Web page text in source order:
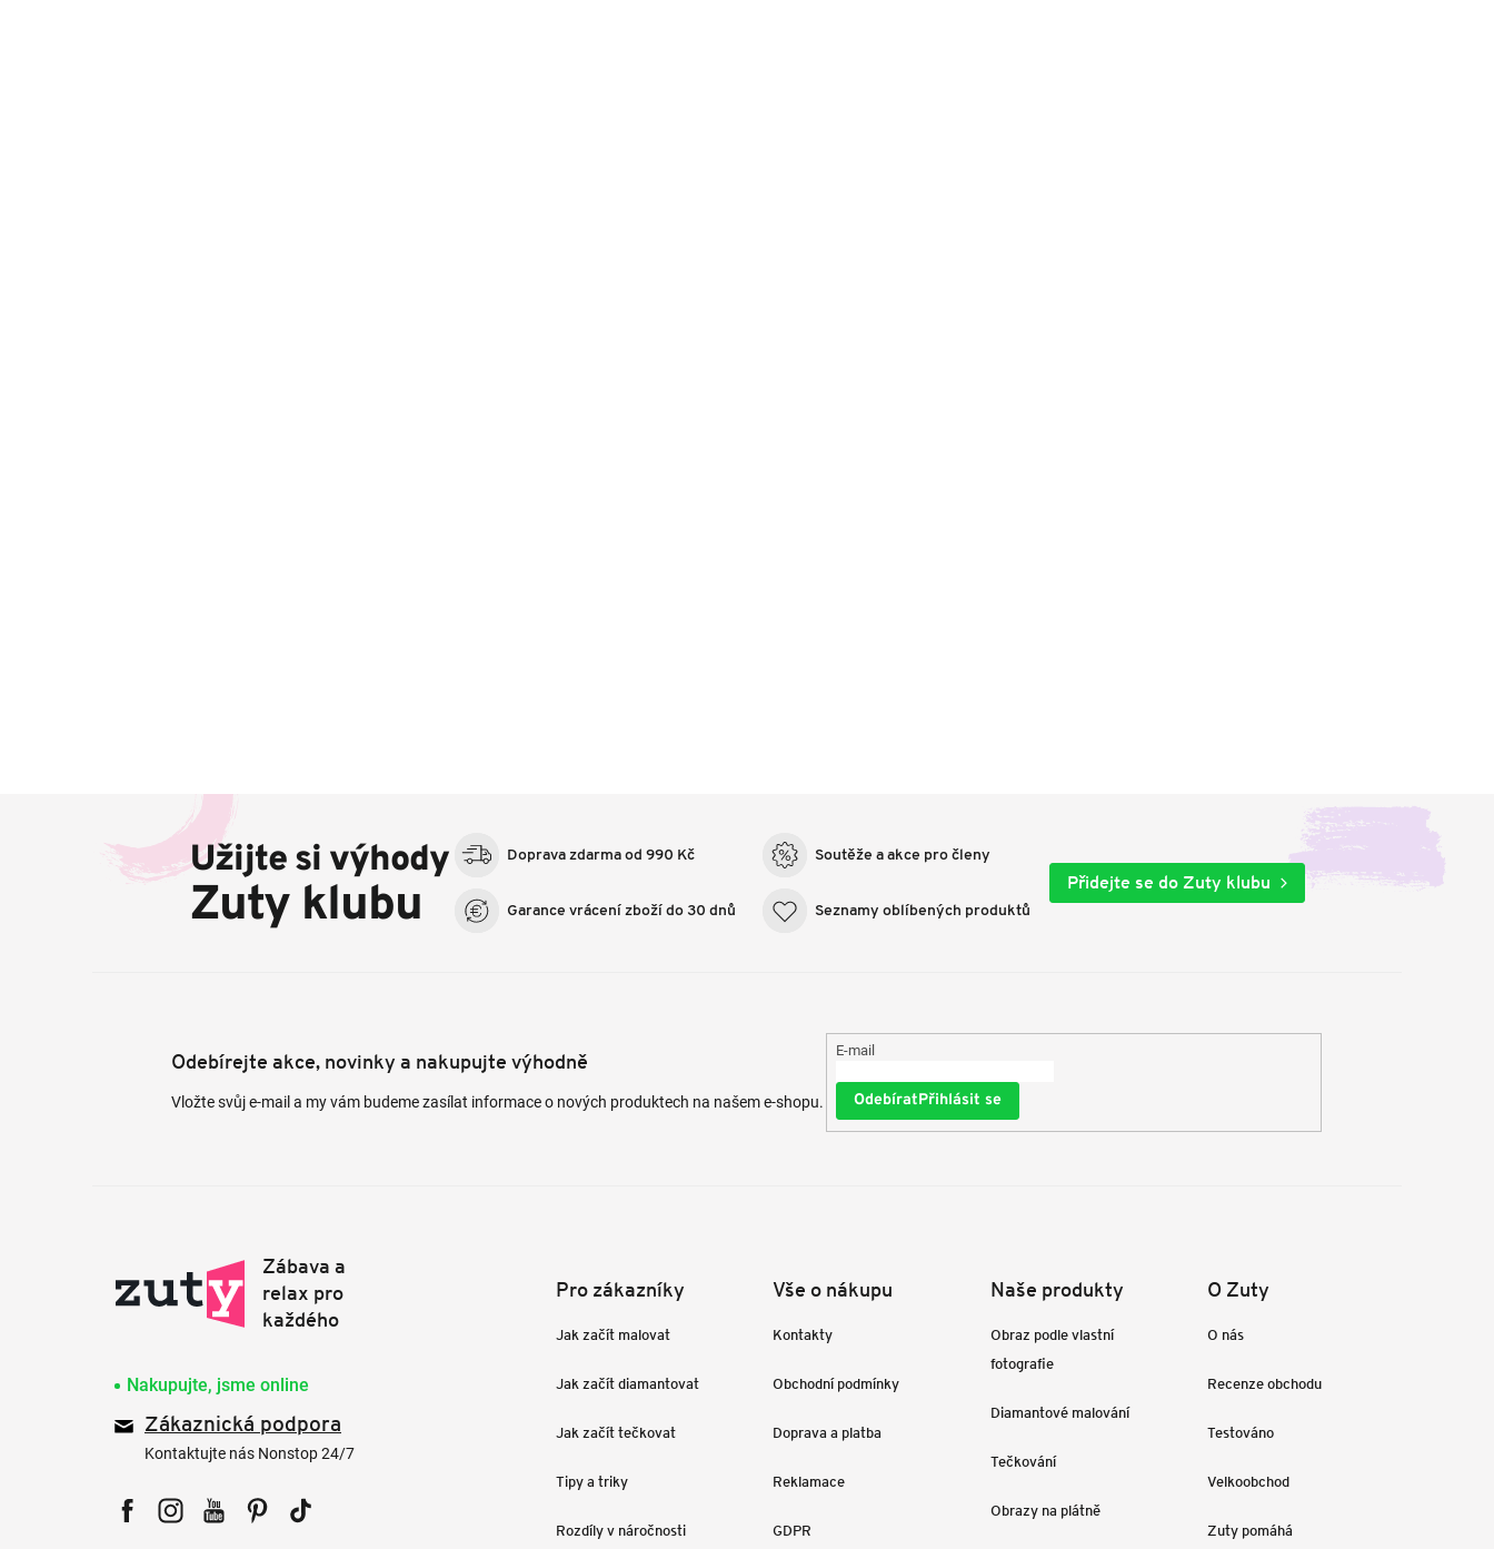
Užijte si výhody
Zuty klubu
Doprava zdarma od 990 Kč
Garance vrácení zboží do 30 dnů
Soutěže a akce pro členy
Seznamy oblíbených produktů
Přidejte se do Zuty klubu
Odebírejte akce, novinky a nakupujte výhodně
Vložte svůj e-mail a my vám budeme zasílat informace o nových produktech na našem e-shopu.
E-mail
Přihlásit se
Nakupujte, jsme online
Zákaznická podpora
Kontaktujte nás Nonstop 24/7
Pro zákazníky
Jak začít malovat
Jak začít diamantovat
Jak začít tečkovat
Tipy a triky
Rozdíly v náročnosti
Vše o nákupu
Kontakty
Obchodní podmínky
Doprava a platba
Reklamace
GDPR
Naše produkty
Obraz podle vlastní
fotografie
Diamantové malování
Tečkování
Obrazy na plátně
O Zuty
O nás
Recenze obchodu
Testováno
Velkoobchod
Zuty pomáhá